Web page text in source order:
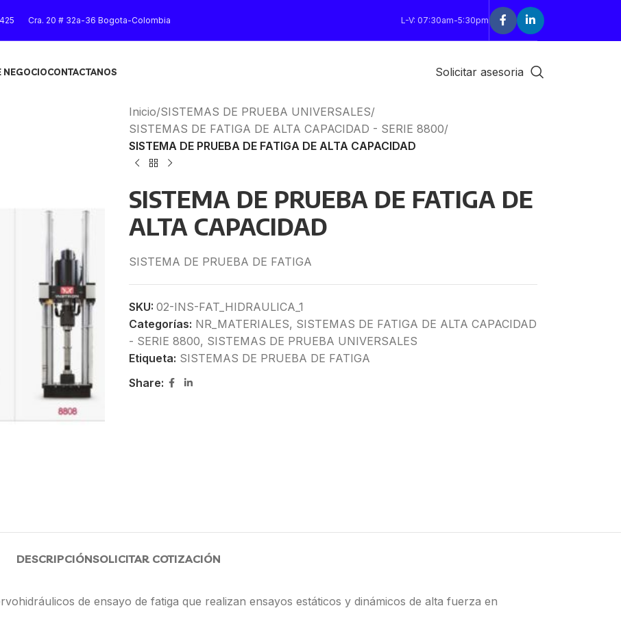
Cra. 20 # 32a-36 Bogota-Colombia L-V: 07:30am-5:30pm
NEGOCIOCONTACTANOS Solicitar asesoria
Inicio/SISTEMAS DE PRUEBA UNIVERSALES/
SISTEMAS DE FATIGA DE ALTA CAPACIDAD - SERIE 8800/
SISTEMA DE PRUEBA DE FATIGA DE ALTA CAPACIDAD
SISTEMA DE PRUEBA DE FATIGA DE
ALTA CAPACIDAD
SISTEMA DE PRUEBA DE FATIGA
SKU: 02-INS-FAT_HIDRAULICA_1
Categorías: NR_MATERIALES, SISTEMAS DE FATIGA DE ALTA CAPACIDAD
- SERIE 8800, SISTEMAS DE PRUEBA UNIVERSALES
Etiqueta: SISTEMAS DE PRUEBA DE FATIGA
Share:
DESCRIPCIÓNSOLICITAR COTIZACIÓN
de ensayo de fatiga que realizan ensayos estáticos y dinámicos de alta fuerza en